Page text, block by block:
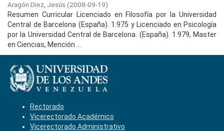
Aragón Diez, Jesús (2008-09-19)
Resumen Curricular Licenciado en Filosofía por la Universidad
Central de Barcelona (España). 1.975 y Licenciado en Psicología
por la Universidad Central de Barcelona. (España). 1.979, Master
en Ciencias, Mención ...
Rectorado
Vicerectorado Académico
Vicerectorado Administrativo